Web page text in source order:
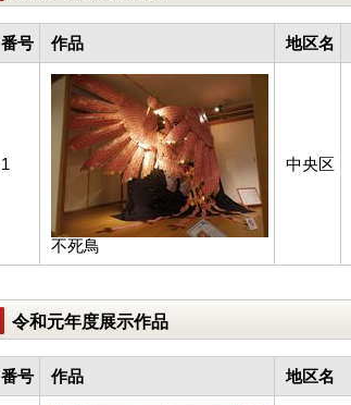
番号 作品 地区名
1
不死鳥
中央区
令和元年度展示作品
番号 作品 地区名